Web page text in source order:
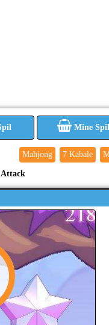
Mine Spil
Mahjong 7 Kabale